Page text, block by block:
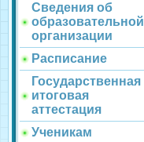
Сведения об
образовательной
организации
Расписание
Государственная
итоговая
аттестация
Ученикам